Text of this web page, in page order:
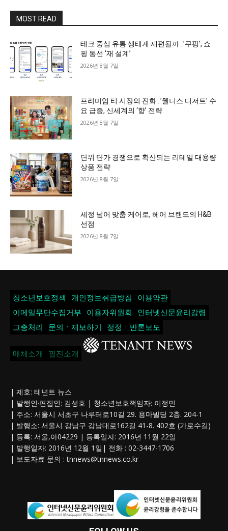
MOST READ
테크 중심 유통 생태계 재편될까…’쿠팡’, 쇼
핑 동선 ‘재 설계’
2026년 8월 7일
프리미엄 티 시장의 진화…’웰니스 디저트’ 수
요 급증, 신세계의 ‘향’ 전략
2026년 8월 7일
단위 단가 경쟁으로 확산되는 리테일 대용량
상품 전략
2026년 8월 7일
세정 넘어 맞춤 케어로, 헤어 브랜드의 H&B
선점
2026년 8월 7일
청소년보호정책 개인정보취급방침
이용약관
이메일무단수집거부
이용자위원회
인터넷신문윤리강령
고충처리
문의ㆍ제보하기 정정ㆍ반론보도
매체소개 필진소개
| 제호: 테넌트 뉴스
| 발행인·편집인: 김성호 | 청소년보호책임자: 이정민
| 주소: 서울시 서초구 나루터로10길 29. 용마빌딩 2층. 204-1
| 발행소: 서울시 강남구 강남대로162길 41-8. 402호 (가로수길)
| 등록: 서울,아04229 | 등록일자: 2016년 11월 22일
| 발행일자: 2016년 12월 1일| 전화 : 02-3447-1706
| 보도자료 문의 :tnnews@tnnews.co.kr